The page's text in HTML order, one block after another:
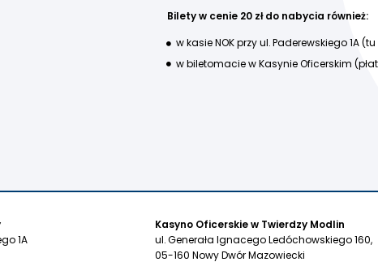
Bilety w cenie 20 zł do nabycia również:
w kasie NOK przy ul. Paderewskiego 1A
w biletomacie w Kasynie Oficerskim
1A
Kasyno Oficerskie w Twierdzy Modlin
ul. Generała Ignacego Ledóchowskiego 160,
05-160 Nowy Dwór Mazowiecki